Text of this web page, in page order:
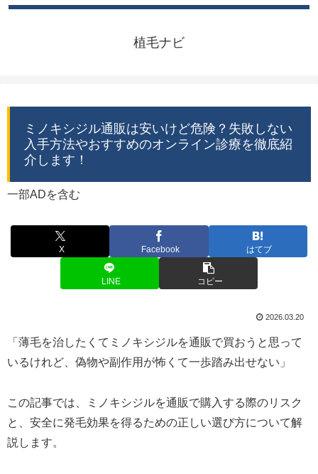
植毛ナビ
ミノキシジル通販は安いけど危険？失敗しない
入手方法やおすすめのオンライン診療を徹底紹
介します！
一部ADを含む
X Facebook はてブ
LINE コピー
2026.03.20
「薄毛を治したくてミノキシジルを通販で買おうと思って
いるけれど、偽物や副作用が怖くて一歩踏み出せない」
この記事では、ミノキシジルを通販で購入する際のリスク
と、安全に発毛効果を得るための正しい選び方について解
説します。